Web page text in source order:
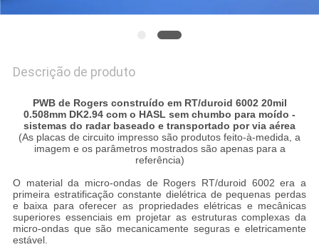
Descrição de produto
PWB de Rogers construído em RT/duroid 6002 20mil
0.508mm DK2.94 com o HASL sem chumbo para moído -
sistemas do radar baseado e transportado por via aérea
(As placas de circuito impresso são produtos feito-à-medida, a
imagem e os parâmetros mostrados são apenas para a
referência)
O material da micro-ondas de Rogers RT/duroid 6002 era a
primeira estratificação constante dielétrica de pequenas perdas
e baixa para oferecer as propriedades elétricas e mecânicas
superiores essenciais em projetar as estruturas complexas da
micro-ondas que são mecanicamente seguras e eletricamente
estável.